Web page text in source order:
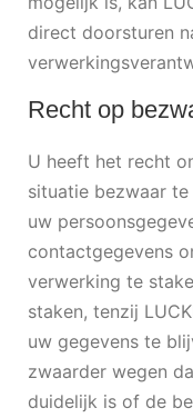
direct doorsturen
Recht op
U heeft het recht
situatie bezwaar
uw
contactgegevens
verwerking te
staken, tenzij
uw gegevens te
zwaarder wegen
duidelijk is of de